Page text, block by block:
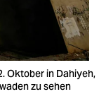
Oktober in Dahiyeh,
zu sehen